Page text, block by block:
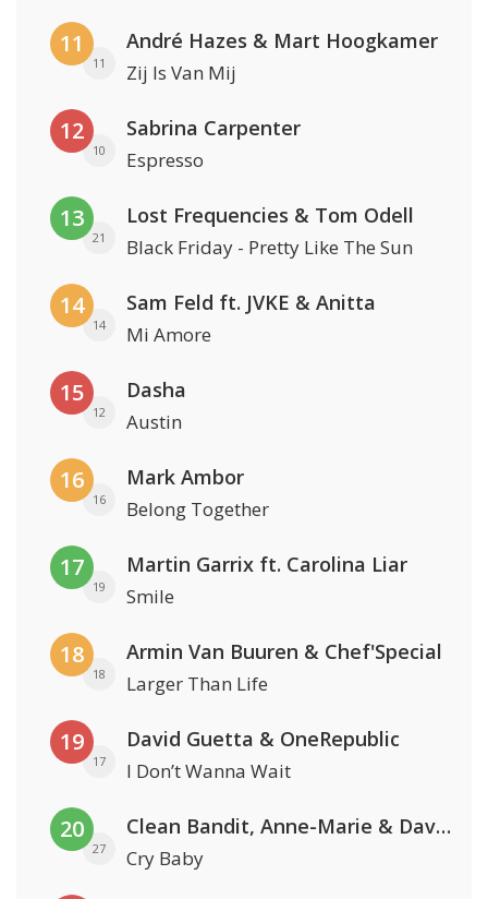
11
11
André Hazes & Mart Hoogkamer
Zij Is Van Mij
12
10
Sabrina Carpenter
Espresso
13
21
Lost Frequencies & Tom Odell
Black Friday - Pretty Like The Sun
14
14
Sam Feld ft. JVKE & Anitta
Mi Amore
15
12
Dasha
Austin
16
16
Mark Ambor
Belong Together
17
19
Martin Garrix ft. Carolina Liar
Smile
18
18
Armin Van Buuren & Chef'Special
Larger Than Life
19
17
David Guetta & OneRepublic
I Don’t Wanna Wait
20
27
Clean Bandit, Anne-Marie & David Guetta
Cry Baby